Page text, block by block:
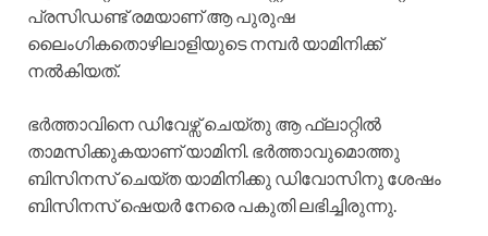
പ്രസിഡണ്ട് രമയാണ് ആ പുരുഷ
ലൈംഗികതൊഴിലാളിയുടെ നമ്പർ യാമിനിക്ക്
നൽകിയത്.
ഭർത്താവിനെ ഡിവേഴ്സ് ചെയ്തു ആ ഫ്ലാറ്റിൽ
താമസിക്കുകയാണ് യാമിനി. ഭർത്താവുമൊത്തു
ബിസിനസ് ചെയ്ത യാമിനിക്കു ഡിവോസിനു ശേഷം
ബിസിനസ് ഷെയർ നേരെ പകുതി ലഭിച്ചിരുന്നു.